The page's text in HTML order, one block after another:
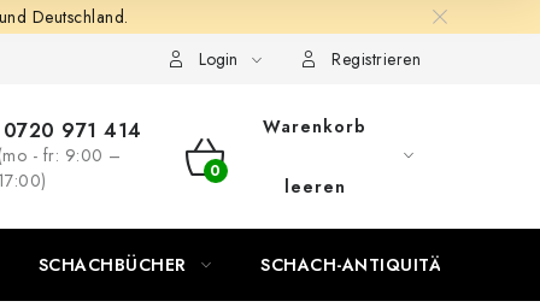
Deutschland.
Login
Registrieren
971 414
- fr: 9:00 –
WARENKORB
Warenkorb
leeren
SCHACHBÜCHER SCHACH-ANTIQUITÄTENLADEN